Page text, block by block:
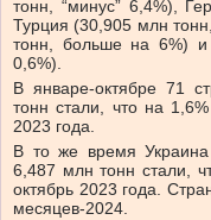
тонн, “минус” 6,4%),
Турция (30,905 млн
тонн, больше на 6%)
0,6%).
В январе-октябре 71
тонн стали, что на
2023 года.
В то же время
6,487 млн ​​тонн стали,
октябрь 2023 года.
месяцев-2024.